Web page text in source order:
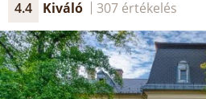
4.4 Kiváló 307 értékelés